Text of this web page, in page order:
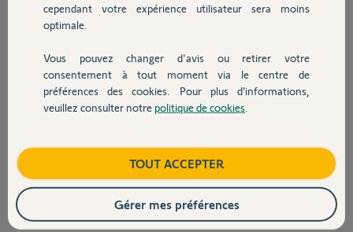
Devis avec un pro
Contact
Bonjour,
FAQ Portail : Pourquoi mon portail s'ouvre tout seul ?
Bonne journée,
"""Resserrez ensuite les pâtes"""
Celles-là seraient à mettre dans l'assiette.
cependant votre expérience utilisateur sera moins
optimale.
Vous pouvez changer d'avis ou retirer votre
consentement à tout moment via le centre de
préférences des cookies. Pour plus d’informations,
veuillez consulter notre politique de cookies
TOUT ACCEPTER
Gérer mes préférences